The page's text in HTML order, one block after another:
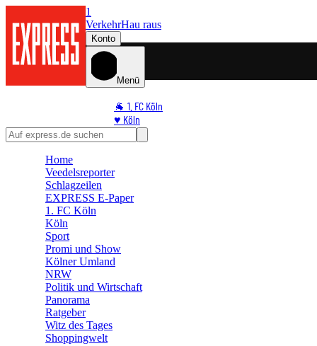
1
VerkehrHau raus
Konto
Menü
🐐 1. FC Köln
♥️ Köln
⭐ Promi
🛒 Shoppingwelt
Home
Veedelsreporter
Schlagzeilen
EXPRESS E-Paper
1. FC Köln
Köln
Sport
Promi und Show
Kölner Umland
NRW
Politik und Wirtschaft
Panorama
Ratgeber
Witz des Tages
Shoppingwelt